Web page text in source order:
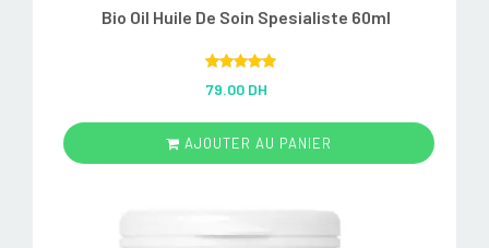
Bio Oil Huile De Soin Spesialiste 60ml
out of 5
79.00 DH
AJOUTER AU PANIER